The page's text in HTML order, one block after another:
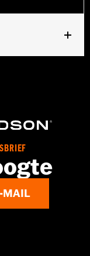
MAIL